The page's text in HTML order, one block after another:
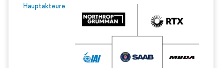
Hauptakteure